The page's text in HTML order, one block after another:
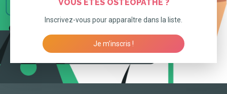
VOUS ÊTES OSTÉOPATHE ?
Inscrivez-vous pour apparaître dans la liste.
Je m’inscris !